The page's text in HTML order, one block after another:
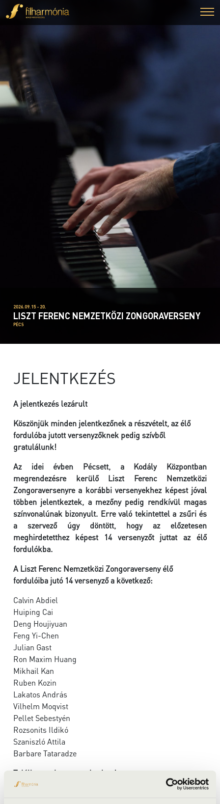
2026.09.15 - 20.
LISZT FERENC NEMZETKÖZI ZONGORAVERSENY
PÉCS
JELENTKEZÉS
A jelentkezés lezárult
Köszönjük minden jelentkezőnek a részvételt, az élő
fordulóba jutott versenyzőknek pedig szívből
gratulálunk!
Az idei évben Pécsett, a Kodály Központban
megrendezésre kerülő Liszt Ferenc Nemzetközi
Zongoraversenyre a korábbi versenyekhez képest jóval
többen jelentkeztek, a mezőny pedig rendkívül magas
színvonalúnak bizonyult. Erre való tekintettel a zsűri és
a szervező úgy döntött, hogy az előzetesen
meghirdetetthez képest 14 versenyzőt juttat az élő
fordulókba.
A Liszt Ferenc Nemzetközi Zongoraverseny élő
fordulóiba jutó 14 versenyző a következő:
Calvin Abdiel
Huiping Cai
Deng Houjiyuan
Feng Yi-Chen
Julian Gast
Ron Maxim Huang
Mikhail Kan
Ruben Kozin
Lakatos András
Vilhelm Moqvist
Pellet Sebestyén
Rozsonits Ildikó
Szaniszló Attila
Barbare Tataradze
Találkozzunk szeptemberben!
Kérjük, figyelje e-mail fiókját a további információkért.